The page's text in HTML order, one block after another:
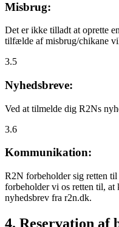
Misbrug:
Det er ikke tilladt at oprette
tilfælde af misbrug/chikane
3.5
Nyhedsbreve:
Ved at tilmelde dig R2Ns
3.6
Kommunikation:
R2N forbeholder sig retten
forbeholder vi os retten til, at
nyhedsbrev fra r2n.dk.
4. Reservation af